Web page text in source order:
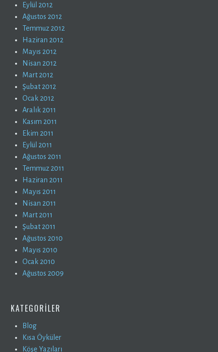
Eylül 2012
Ağustos 2012
Temmuz 2012
Haziran 2012
Mayıs 2012
Nisan 2012
Mart 2012
Şubat 2012
Ocak 2012
Aralık 2011
Kasım 2011
Ekim 2011
Eylül 2011
Ağustos 2011
Temmuz 2011
Haziran 2011
Mayıs 2011
Nisan 2011
Mart 2011
Şubat 2011
Ağustos 2010
Mayıs 2010
Ocak 2010
Ağustos 2009
KATEGORILER
Blog
Kısa Öyküler
Köşe Yazıları